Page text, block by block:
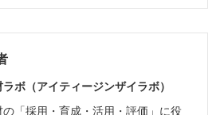
ボ（アイティージンザイラボ）
の「採⽤・育成・活⽤・評価」に役